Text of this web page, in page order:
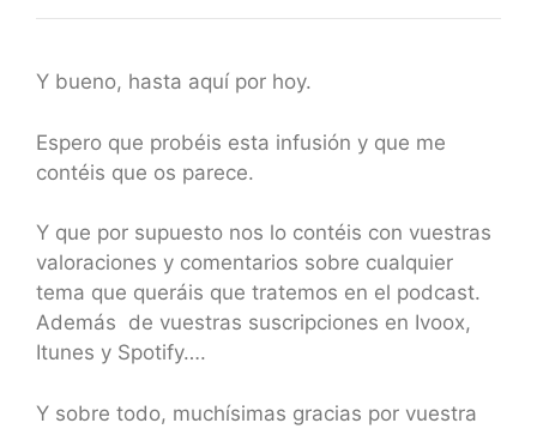
Y bueno, hasta aquí por hoy.
Espero que probéis esta infusión y que me
contéis que os parece.
Y que por supuesto nos lo contéis con vuestras
valoraciones y comentarios sobre cualquier
tema que queráis que tratemos en el podcast.
Además de vuestras suscripciones en Ivoox,
Itunes y Spotify….
Y sobre todo, muchísimas gracias por vuestra